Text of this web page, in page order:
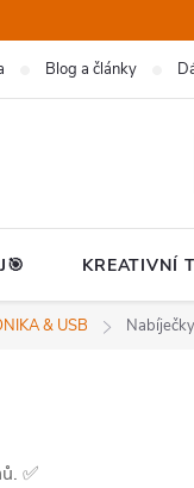
Blog a články
KREATIVNÍ
& USB
✅